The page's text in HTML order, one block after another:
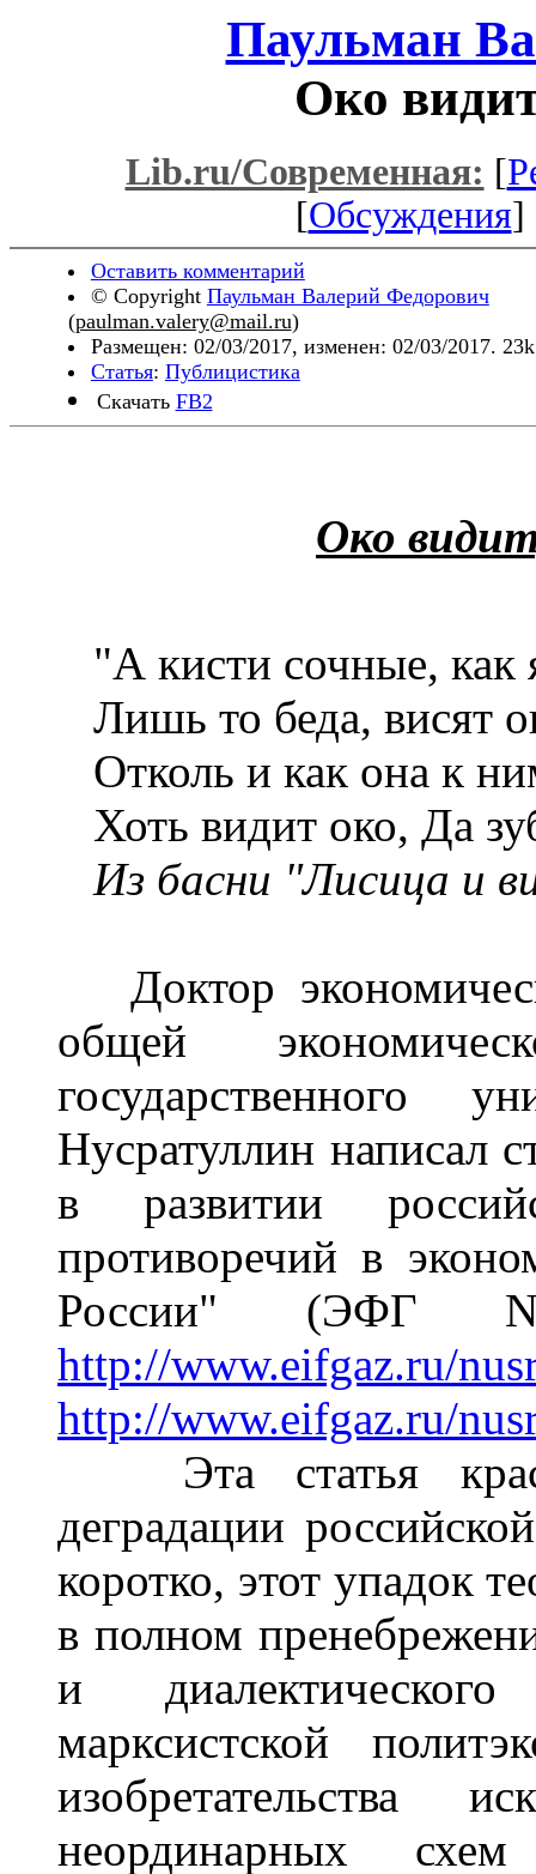
Паульман
Око
Lib.ru/Современная: [
[Обсуждения]
Оставить комментарий
© Copyright Паульман Валерий Федорович
(paulman.valery@mail.ru)
Размещен: 02/03/2017, изменен: 02/03/2017.
Статья: Публицистика
Скачать FB2
Око
"А кисти сочные, как
Лишь то беда, висят
Отколь и как она к
Хоть видит око, Да
Из басни "Лисица и
Доктор
общей
государственного
Нусратуллин написал
в развитии
противоречий в
России"
http://www.eifgaz.ru/
http://www.eifgaz.ru/
Эта статья
деградации
коротко, этот упадок
в полном
и
марксистской
изобретательства
неординарных